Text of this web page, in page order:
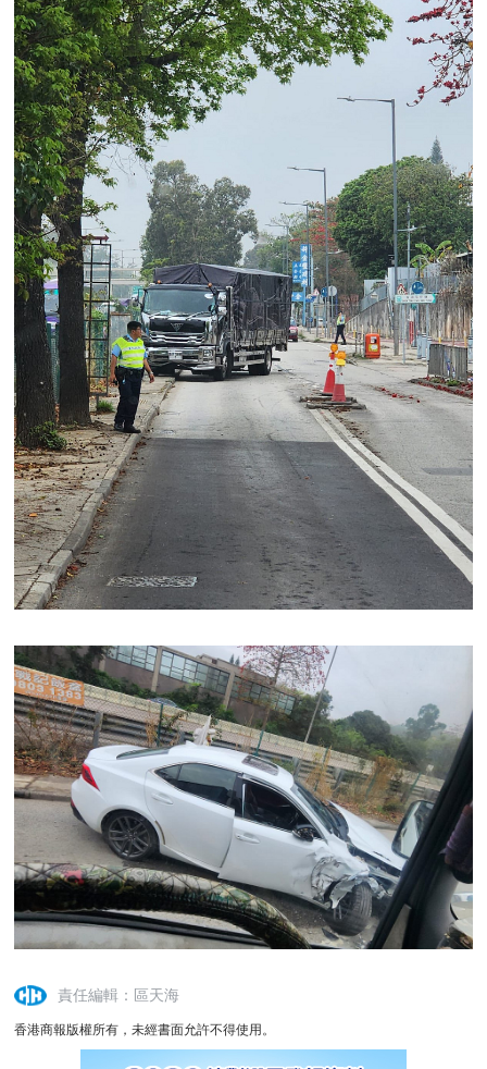
責任編輯：區天海
香港商報版權所有，未經書面允許不得使用。